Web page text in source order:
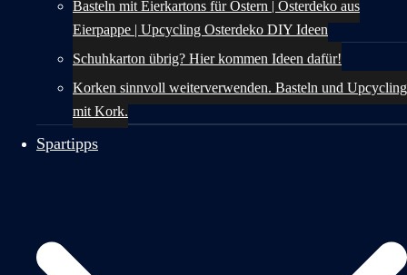
Basteln mit Eierkartons für Ostern | Osterdeko aus
Eierpappe | Upcycling Osterdeko DIY Ideen
Schuhkarton übrig? Hier kommen Ideen dafür!
Korken sinnvoll weiterverwenden. Basteln und Upcycling
mit Kork.
Spartipps